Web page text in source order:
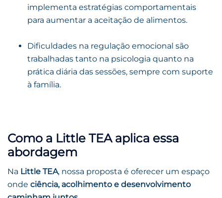
implementa estratégias comportamentais
para aumentar a aceitação de alimentos.
Dificuldades na regulação emocional são
trabalhadas tanto na psicologia quanto na
prática diária das sessões, sempre com suporte
à família.
Como a Little TEA aplica essa
abordagem
Na Little TEA, nossa proposta é oferecer um espaço
onde ciência, acolhimento e desenvolvimento